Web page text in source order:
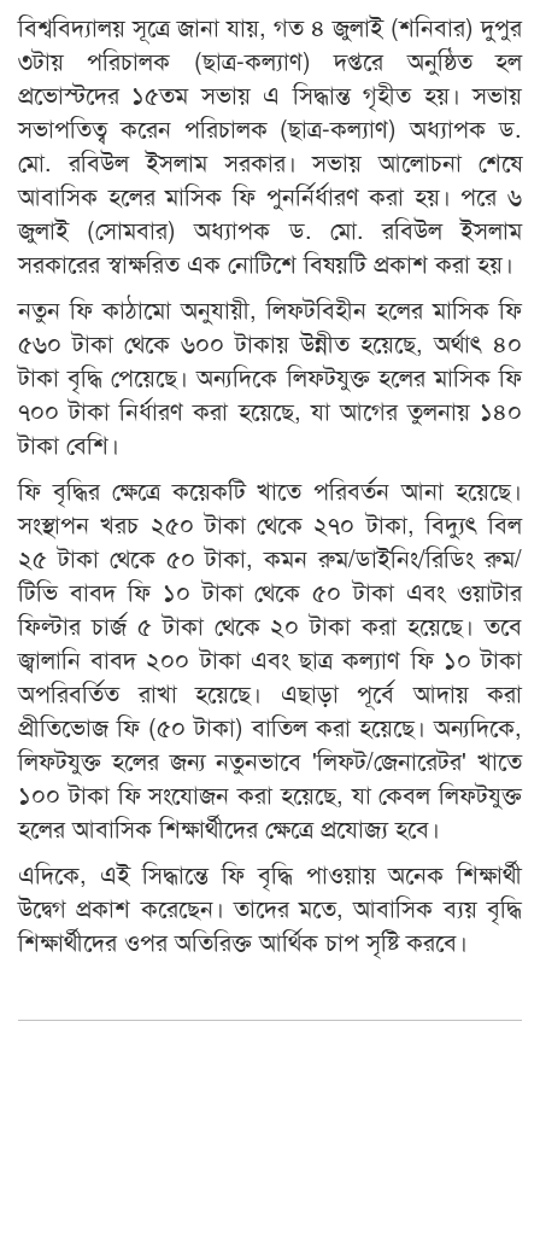
বিশ্ববিদ্যালয় সূত্রে জানা যায়, গত ৪ জুলাই (শনিবার) দুপুর
৩টায় পরিচালক (ছাত্র-কল্যাণ) দপ্তরে অনুষ্ঠিত হল
প্রভোস্টদের ১৫তম সভায় এ সিদ্ধান্ত গৃহীত হয়। সভায়
সভাপতিত্ব করেন পরিচালক (ছাত্র-কল্যাণ) অধ্যাপক ড.
মো. রবিউল ইসলাম সরকার। সভায় আলোচনা শেষে
আবাসিক হলের মাসিক ফি পুনর্নির্ধারণ করা হয়। পরে ৬
জুলাই (সোমবার) অধ্যাপক ড. মো. রবিউল ইসলাম
সরকারের স্বাক্ষরিত এক নোটিশে বিষয়টি প্রকাশ করা হয়।
নতুন ফি কাঠামো অনুযায়ী, লিফটবিহীন হলের মাসিক ফি
৫৬০ টাকা থেকে ৬০০ টাকায় উন্নীত হয়েছে, অর্থাৎ ৪০
টাকা বৃদ্ধি পেয়েছে। অন্যদিকে লিফটযুক্ত হলের মাসিক ফি
৭০০ টাকা নির্ধারণ করা হয়েছে, যা আগের তুলনায় ১৪০
টাকা বেশি।
ফি বৃদ্ধির ক্ষেত্রে কয়েকটি খাতে পরিবর্তন আনা হয়েছে।
সংস্থাপন খরচ ২৫০ টাকা থেকে ২৭০ টাকা, বিদ্যুৎ বিল
২৫ টাকা থেকে ৫০ টাকা, কমন রুম/ডাইনিং/রিডিং রুম/
টিভি বাবদ ফি ১০ টাকা থেকে ৫০ টাকা এবং ওয়াটার
ফিল্টার চার্জ ৫ টাকা থেকে ২০ টাকা করা হয়েছে। তবে
জ্বালানি বাবদ ২০০ টাকা এবং ছাত্র কল্যাণ ফি ১০ টাকা
অপরিবর্তিত রাখা হয়েছে। এছাড়া পূর্বে আদায় করা
প্রীতিভোজ ফি (৫০ টাকা) বাতিল করা হয়েছে। অন্যদিকে,
লিফটযুক্ত হলের জন্য নতুনভাবে 'লিফট/জেনারেটর' খাতে
১০০ টাকা ফি সংযোজন করা হয়েছে, যা কেবল লিফটযুক্ত
হলের আবাসিক শিক্ষার্থীদের ক্ষেত্রে প্রযোজ্য হবে।
এদিকে, এই সিদ্ধান্তে ফি বৃদ্ধি পাওয়ায় অনেক শিক্ষার্থী
উদ্বেগ প্রকাশ করেছেন। তাদের মতে, আবাসিক ব্যয় বৃদ্ধি
শিক্ষার্থীদের ওপর অতিরিক্ত আর্থিক চাপ সৃষ্টি করবে।